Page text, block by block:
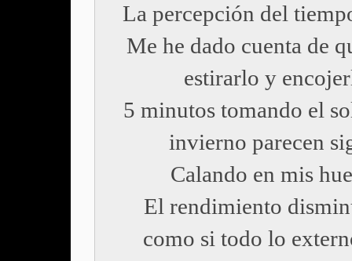
La percepción del
Me he dado cuenta de
estirarlo y
5 minutos tomando el
invierno parecen
Calando en mis
El rendimiento
como si todo lo